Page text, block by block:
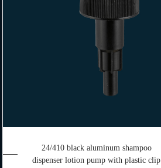
24/410 black aluminum shampoo
dispenser lotion pump with plastic clip